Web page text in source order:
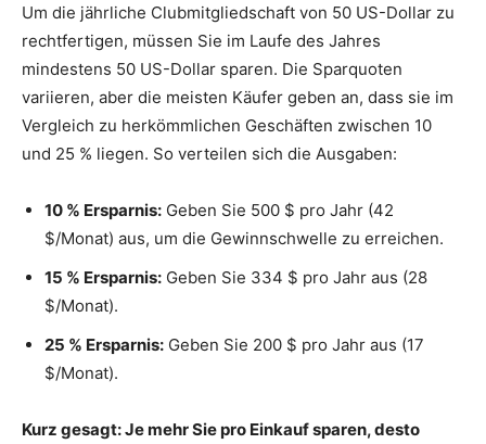
Um die jährliche Clubmitgliedschaft von 50 US-Dollar zu
rechtfertigen, müssen Sie im Laufe des Jahres
mindestens 50 US-Dollar sparen. Die Sparquoten
variieren, aber die meisten Käufer geben an, dass sie im
Vergleich zu herkömmlichen Geschäften zwischen 10
und 25 % liegen. So verteilen sich die Ausgaben:
10 % Ersparnis: Geben Sie 500 $ pro Jahr (42
$/Monat) aus, um die Gewinnschwelle zu erreichen.
15 % Ersparnis: Geben Sie 334 $ pro Jahr aus (28
$/Monat).
25 % Ersparnis: Geben Sie 200 $ pro Jahr aus (17
$/Monat).
Kurz gesagt: Je mehr Sie pro Einkauf sparen, desto